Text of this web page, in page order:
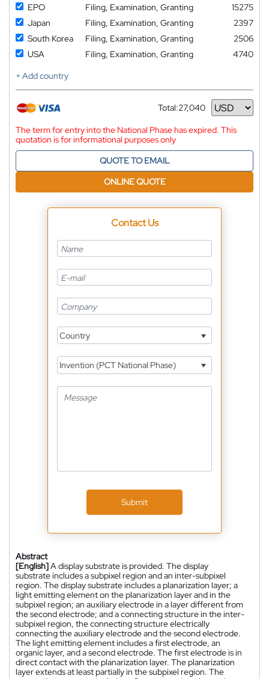
EPO Filing, Examination, Granting
15275
Japan
Filing, Examination, Granting
2397
South Korea
Filing, Examination, Granting
2506
USA
Filing, Examination, Granting
4740
+ Add country
Total:27,040
Currency
The term for entry into the National Phase has expired. This
quotation is for informational purposes only
QUOTE TO EMAIL
ONLINE QUOTE
Contact Us
Country
Invention (PCT National Phase)
Submit
Abstract
[English]A display substrate is provided. The display
substrate includes a subpixel region and an inter-subpixel
region. The display substrate includes a planarization layer; a
light emitting element on the planarization layer and in the
subpixel region; an auxiliary electrode in a layer different from
the second electrode; and a connecting structure in the inter-
subpixel region, the connecting structure electrically
connecting the auxiliary electrode and the second electrode.
The light emitting element includes a first electrode, an
organic layer, and a second electrode. The first electrode is in
direct contact with the planarization layer. The planarization
layer extends at least partially in the subpixel region. The